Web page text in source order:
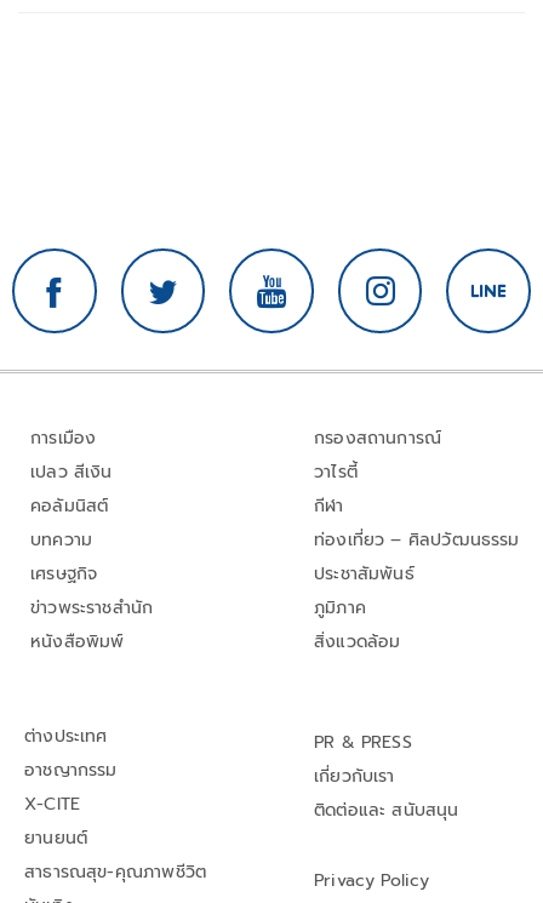
การเมือง
เปลว สีเงิน
คอลัมนิสต์
บทความ
เศรษฐกิจ
ข่าวพระราชสำนัก
หนังสือพิมพ์
กรองสถานการณ์
วาไรตี้
กีฬา
ท่องเที่ยว – ศิลปวัฒนธรรม
ประชาสัมพันธ์
ภูมิภาค
สิ่งแวดล้อม
ต่างประเทศ
อาชญากรรม
X-CITE
ยานยนต์
สาธารณสุข-คุณภาพชีวิต
PR & PRESS
เกี่ยวกับเรา
ติดต่อและ สนับสนุน
Privacy Policy